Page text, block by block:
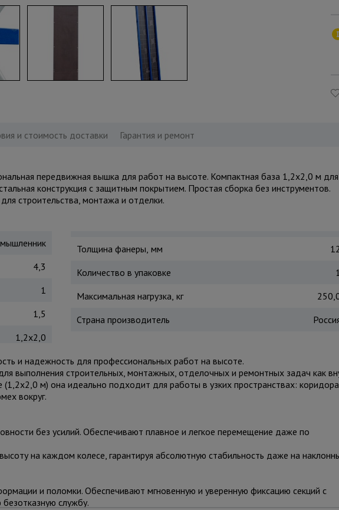
и стоимость доставки Гарантия и ремонт
передвижная вышка для работ на высоте. Компактная база 1,2x2,0 м для
конструкция с защитным покрытием. Простая сборка без инструментов.
строительства, монтажа и отделки.
4,3
1
1,5
1,2x2,0
Толщина фанеры, мм
12
Количество в упаковке
Максимальная нагрузка, кг
Страна производитель
надежность для профессиональных работ на высоте.
выполнения строительных, монтажных, отделочных и ремонтных задач как
м) она идеально подходит для работы в узких пространствах:
вокруг.
без усилий. Обеспечивают плавное и легкое перемещение даже по
на каждом колесе, гарантируя абсолютную стабильность даже на
и поломки. Обеспечивают мгновенную и уверенную фиксацию секций с
службу.